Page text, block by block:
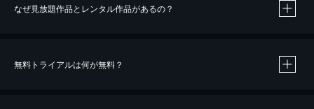
なぜ見放題作品とレンタル作品があるの？
無料トライアルは何が無料？